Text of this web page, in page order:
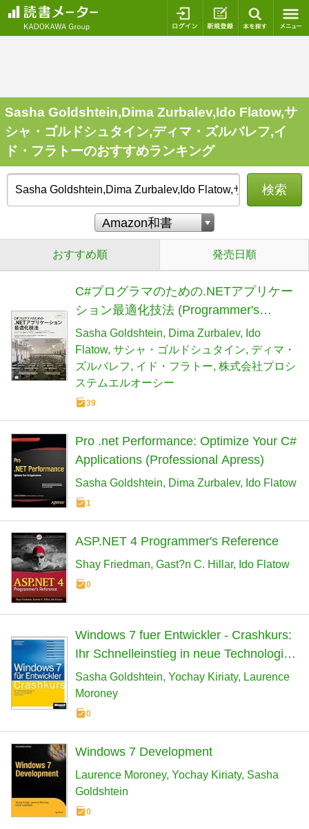
ログイン 新規登録
Sasha Goldshtein,Dima Zurbalev,Ido Flatow,サ
シャ・ゴルドシュタイン,ディマ・ズルバレフ,イ
ド・フラトーのおすすめランキング
検索
おすすめ順 発売日順
C#プログラマのための.NETアプリケー
ション最適化技法 (Programmer's
SELECTION)
Sasha Goldshtein Dima Zurbalev
Ido
Flatow サシャ・ゴルドシュタイン ディマ・
ズルバレフ
イド・フラトー 株式会社プロシ
ステムエルオーシー
39
Pro .net Performance: Optimize Your C#
Applications (Professional Apress)
Sasha Goldshtein Dima Zurbalev Ido Flatow
1
ASP.NET 4 Programmer's Reference
Shay Friedman Gast?n C. Hillar Ido Flatow
0
Windows 7 fuer Entwickler - Crashkurs:
Ihr Schnelleinstieg in neue Technologien
und Tools
Sasha Goldshtein Yochay Kiriaty
Laurence
Moroney
0
Windows 7 Development
Laurence Moroney Yochay Kiriaty Sasha
Goldshtein
0